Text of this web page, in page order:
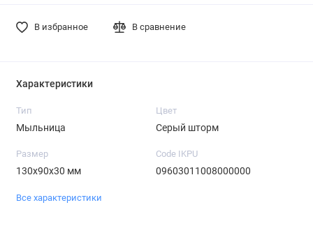
В избранное В сравнение
Характеристики
Тип
Мыльница
Цвет
Серый шторм
Размер
130х90х30 мм
Code IKPU
09603011008000000
Все характеристики